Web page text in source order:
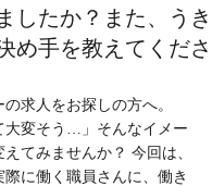
したか？また、うき
め手を教えてくださ
求人をお探しの方へ。
大変そう…」そんなイメー
てみませんか？ 今回は、
際に働く職員さんに、働き